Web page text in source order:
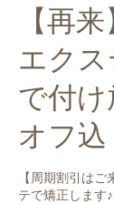
【再
エクス
で付け
オフ込
【周期割引は
テで矯正します